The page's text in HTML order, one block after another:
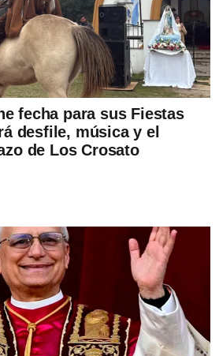
fecha para sus Fiestas
desfile, música y el
de Los Crosato